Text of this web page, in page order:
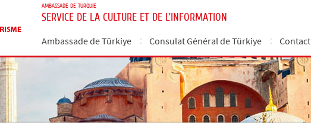
AMBASSADE DE TURQUIE
SERVICE DE LA CULTURE ET DE L’INFORMATION
Ambassade de Türkiye Consulat Général de Türkiye Contact